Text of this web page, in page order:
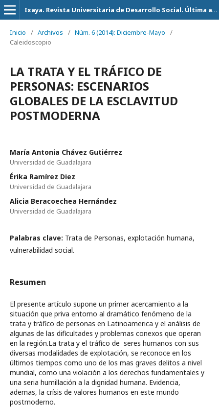
Ixaya. Revista Universitaria de Desarrollo Social. Última actualización 14 de Julio del 2026
Inicio / Archivos / Núm. 6 (2014): Diciembre-Mayo
/
Caleidoscopio
LA TRATA Y EL TRÁFICO DE
PERSONAS: ESCENARIOS
GLOBALES DE LA ESCLAVITUD
POSTMODERNA
María Antonia Chávez Gutiérrez
Universidad de Guadalajara
Érika Ramírez Diez
Universidad de Guadalajara
Alicia Beracoechea Hernández
Universidad de Guadalajara
Palabras clave: Trata de Personas, explotación humana,
vulnerabilidad social.
Resumen
El presente artículo supone un primer acercamiento a la
situación que priva entorno al dramático fenómeno de la
trata y tráfico de personas en Latinoamerica y el análisis de
algunas de las dificultades y problemas conexos que operan
en la región.La trata y el tráfico de seres humanos con sus
diversas modalidades de explotación, se reconoce en los
últimos tiempos como uno de los mas graves delitos a nivel
mundial, como una violación a los derechos fundamentales y
una seria humillación a la dignidad humana. Evidencia,
ademas, la crísis de valores humanos en este mundo
postmoderno.